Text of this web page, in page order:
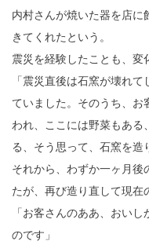
内村さんが焼いた器を店に
きてくれたという。
震災を経験したことも、変
「震災直後は石窯が壊れ
ていました。そのうち、
われ、ここには野菜もあ
る、そう思って、石窯を造
それから、わずか一ヶ月後
たが、再び造り直して現在
「お客さんのああ、おい
のです」